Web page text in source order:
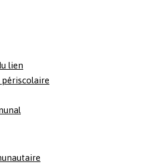
lien